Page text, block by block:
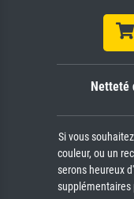
Netteté
Si vous
couleur, ou un
serons heureux
supplémentaires